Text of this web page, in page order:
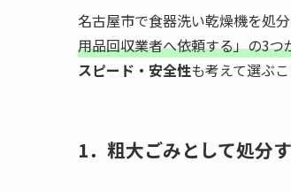
名古屋市で食器洗い乾燥機を処分
用品回収業者へ依頼する」の3つ
スピード・安全性も考えて選ぶこ
1．粗大ごみとして処分